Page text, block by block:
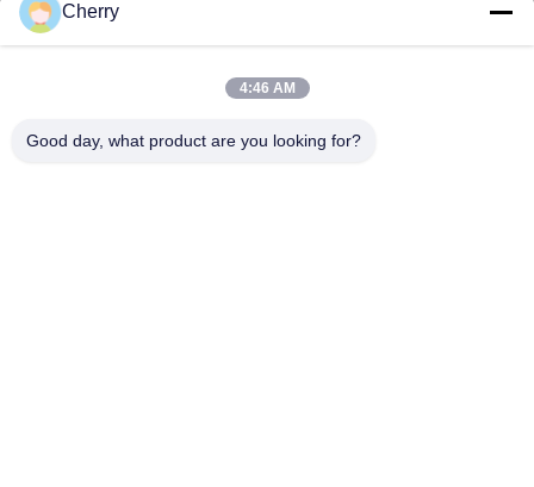
Nuestra Dirección
Parque industrial de Hegui, Lishui, Nanhai Foshan
Cherry
4:46 AM
Good day, what product are you looking for?